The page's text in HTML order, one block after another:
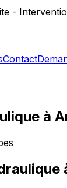
-
Contact
à